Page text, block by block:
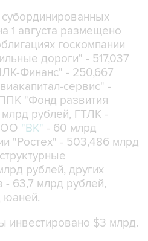
1 августа размещено
госкомпании
дороги" - 517,037
Финанс" - 250,667
сервис" -
"Фонд развития
млрд рублей, ГТЛК -
"ВК" - 60 млрд
"Ростех" - 503,486 млрд
рублей, других
- 63,7 млрд рублей,
юаней.
инвестировано $3 млрд.